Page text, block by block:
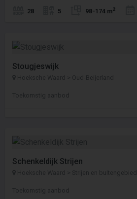
28 5 98-174 m2
Stougjeswijk
Hoeksche Waard > Oud-Beijerland
Toekomstig aanbod
Schenkeldijk Strijen
Hoeksche Waard > Strijen en buitengebied
Toekomstig aanbod